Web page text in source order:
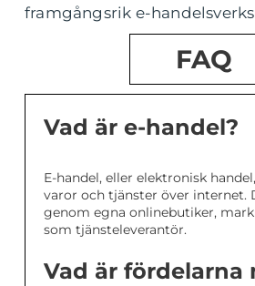
framgångsrik e-
FAQ
Vad är e-handel?
E-handel, eller elektronisk
varor och tjänster över internet.
genom egna onlinebutiker,
som tjänsteleverantör.
Vad är fördelarna